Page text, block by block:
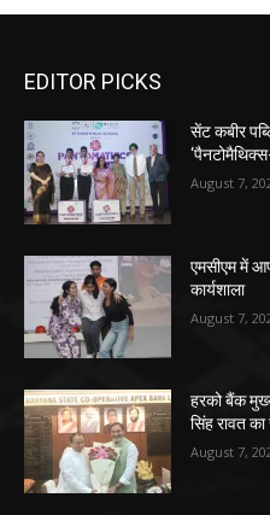
EDITOR PICKS
सेंट कबीर
August 7,
एमसीएम में
कार्यशाला
August 7,
हरको बैंक
सिंह रावत का
August 7,